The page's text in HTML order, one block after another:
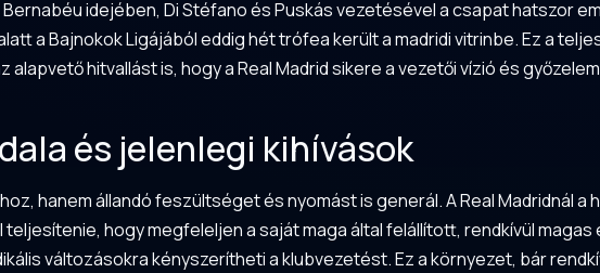
idejében, Di Stéfano és Puskás vezetésével a csapat hatszor
a Bajnokok Ligájából eddig hét trófea került a madridi vitrinbe. Ez a
hitvallást is, hogy a Real Madrid sikere a vezetői vízió és
és jelenlegi kihívások
hanem állandó feszültséget és nyomást is generál. A Real Madridnál a
hogy megfeleljen a saját maga által felállított, rendkívül magas
változásokra kényszerítheti a klubvezetést. Ez a környezet, bár